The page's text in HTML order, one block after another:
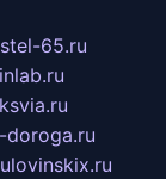
65.ru
lovinskix.ru